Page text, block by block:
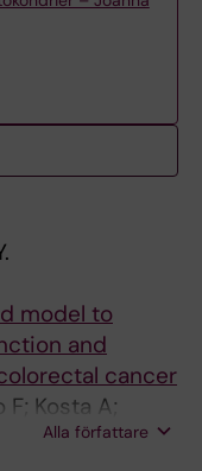
model to
and
cancer
Kosta A;
G; Laffranchi
Alla författare